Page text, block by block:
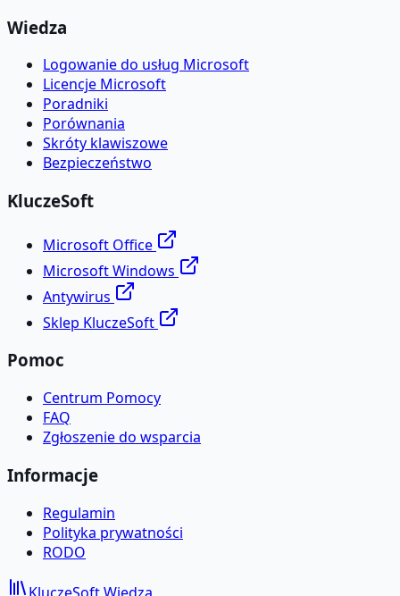
Wiedza
Logowanie do usług Microsoft
Licencje Microsoft
Poradniki
Porównania
Skróty klawiszowe
Bezpieczeństwo
KluczeSoft
Microsoft Office
Microsoft Windows
Antywirus
Sklep KluczeSoft
Pomoc
Centrum Pomocy
FAQ
Zgłoszenie do wsparcia
Informacje
Regulamin
Polityka prywatności
RODO
KluczeSoftWiedza